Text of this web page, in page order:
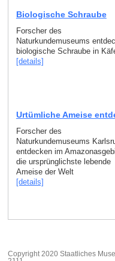
Biologische Schraube
Forscher des
Naturkundemuseums
biologische Schraube in
[details]
Urtümliche Ameise
Forscher des
Naturkundemuseums
entdecken im
die ursprünglichste lebende
Ameise der Welt
[details]
Copyright 2020 Staatliches